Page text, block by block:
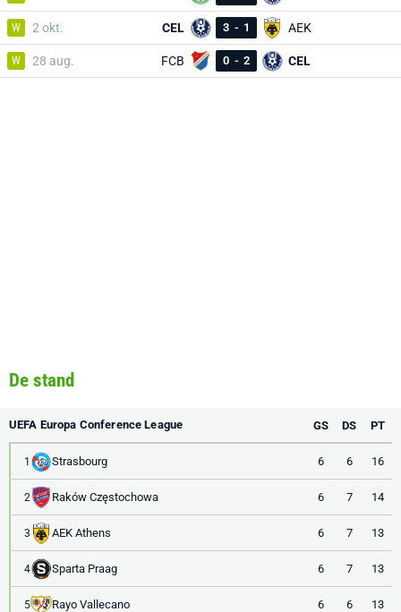
W 2 okt. CEL 3 - 1 AEK
W 28 aug. FCB 0 - 2 CEL
De stand
UEFA Europa Conference League GS DS PT
1 Strasbourg 6 6 16
2 Raków Częstochowa 6 7 14
3 AEK Athens 6 7 13
4 Sparta Praag 6 7 13
5 Rayo Vallecano 6 6 13